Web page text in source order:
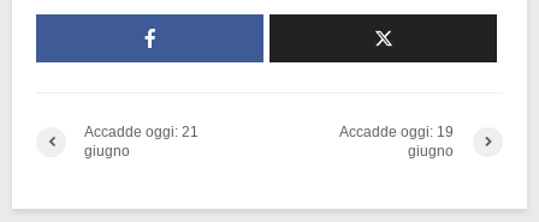
Accadde oggi: 21
giugno
Accadde oggi: 19
giugno